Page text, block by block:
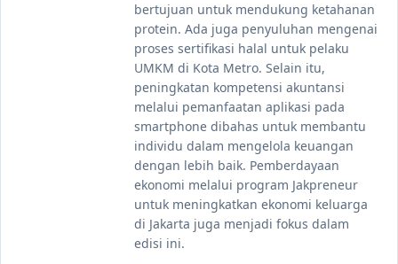
bertujuan untuk mendukung ketahanan
protein. Ada juga penyuluhan mengenai
proses sertifikasi halal untuk pelaku
UMKM di Kota Metro. Selain itu,
peningkatan kompetensi akuntansi
melalui pemanfaatan aplikasi pada
smartphone dibahas untuk membantu
individu dalam mengelola keuangan
dengan lebih baik. Pemberdayaan
ekonomi melalui program Jakpreneur
untuk meningkatkan ekonomi keluarga
di Jakarta juga menjadi fokus dalam
edisi ini.